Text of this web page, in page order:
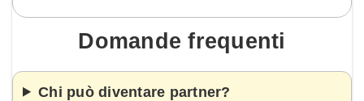
Domande frequenti
Chi può diventare partner?